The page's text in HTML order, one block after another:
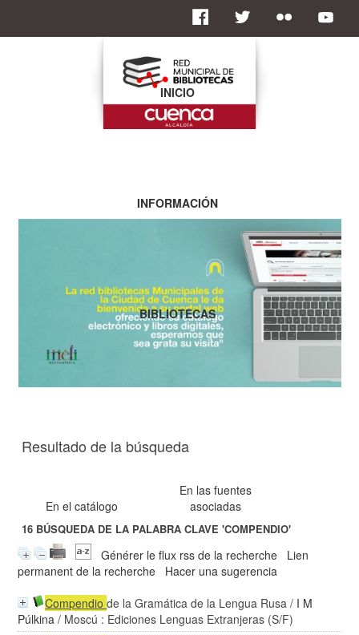
Resultado de la búsqueda
En el catálogo
En las fuentes
asociadas
16 BÚSQUEDA DE LA PALABRA CLAVE'COMPENDIO'
Générer le flux rss de la recherche
Lien
permanent de la recherche
Hacer una sugerencia
Compendiode la Gramática de la Lengua Rusa / I M
Púlkina / Moscú : Ediciones Lenguas Extranjeras (S/F)
INICIO
INFORMACIÓN
BIBLIOTECAS